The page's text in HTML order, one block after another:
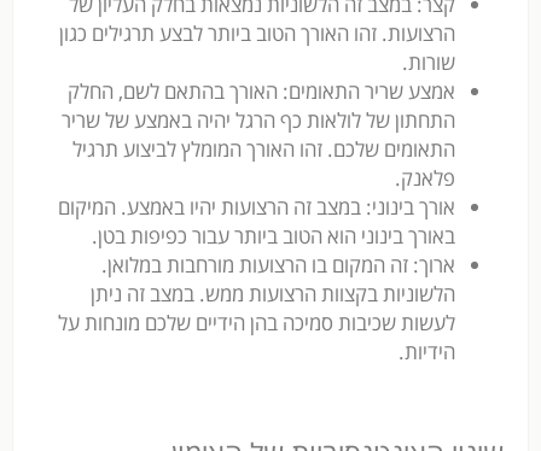
הרצועות. זהו האורך הטוב ביותר לבצע תרגילים כגון
שורות.
אמצע שריר התאומים: האורך בהתאם לשם, החלק
התחתון של לולאות כף הרגל יהיה באמצע של שריר
התאומים שלכם. זהו האורך המומלץ לביצוע תרגיל
פלאנק.
אורך בינוני: במצב זה הרצועות יהיו באמצע. המיקום
באורך בינוני הוא הטוב ביותר עבור כפיפות בטן.
ארוך: זה המקום בו הרצועות מורחבות במלואן.
הלשוניות בקצוות הרצועות ממש. במצב זה ניתן
לעשות שכיבות סמיכה בהן הידיים שלכם מונחות על
הידיות.